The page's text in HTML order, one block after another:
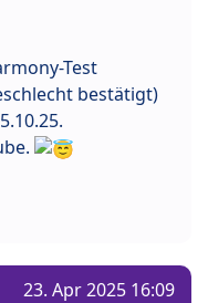
Test
bestätigt)
23. Apr 2025 16:09